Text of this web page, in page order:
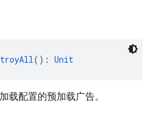
(): Unit
载配置的预加载广告。